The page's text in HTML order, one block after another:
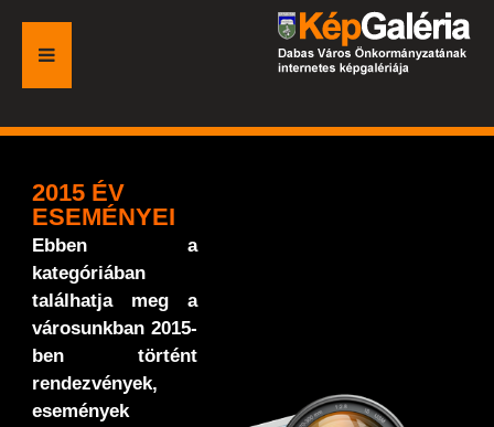
FŐOLDAL
GALÉRIA
ESEMÉNYEK
VÁROSI HONLAP
2015 ÉV
ESEMÉNYEI
Ebben a
kategóriában
találhatja meg a
városunkban 2015-
ben történt
rendezvények,
események